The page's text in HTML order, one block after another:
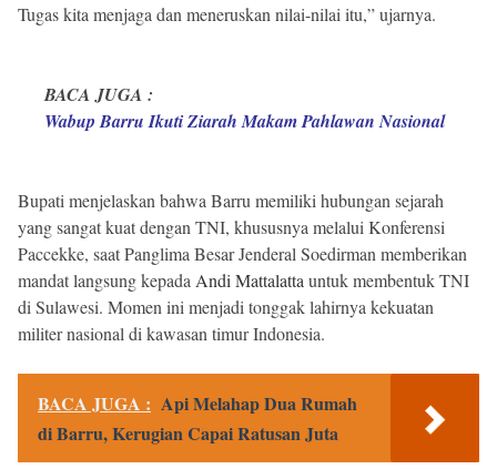
Tugas kita menjaga dan meneruskan nilai-nilai itu,” ujarnya.
BACA JUGA :
Wabup Barru Ikuti Ziarah Makam Pahlawan Nasional
Bupati menjelaskan bahwa Barru memiliki hubungan sejarah
yang sangat kuat dengan TNI, khususnya melalui Konferensi
Paccekke, saat Panglima Besar Jenderal Soedirman memberikan
mandat langsung kepada Andi Mattalatta untuk membentuk TNI
di Sulawesi. Momen ini menjadi tonggak lahirnya kekuatan
militer nasional di kawasan timur Indonesia.
BACA JUGA : Api Melahap Dua Rumah
di Barru, Kerugian Capai Ratusan Juta